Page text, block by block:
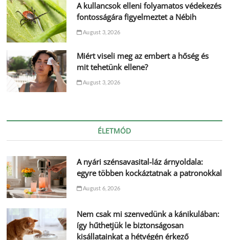
A kullancsok elleni folyamatos védekezés
fontosságára figyelmeztet a Nébih
August 3, 2026
Miért viseli meg az embert a hőség és
mit tehetünk ellene?
August 3, 2026
ÉLETMÓD
A nyári szénsavasital-láz árnyoldala:
egyre többen kockáztatnak a patronokkal
August 6, 2026
Nem csak mi szenvedünk a kánikulában:
így hűthetjük le biztonságosan
kisállatainkat a hétvégén érkező